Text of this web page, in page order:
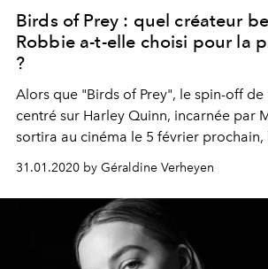
Birds of Prey : quel créateur
Robbie a-t-elle choisi pour la
?
Alors que "Birds of Prey", le spin-off de
centré sur Harley Quinn, incarnée par
sortira au cinéma le 5 février prochain,
une tournée marathon dans le cadre
film. Et pour assister aux différentes
misait côté looks sur un créateur
31.01.2020 by Géraldine Verheyen